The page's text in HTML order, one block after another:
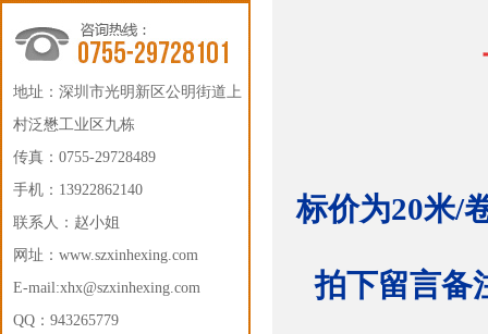
地址：深圳市光明新区公明街道上
村泛懋工业区九栋
传真：0755-29728489
手机：13922862140
联系人：赵小姐
网址： www.szxinhexing.com
E-mail:xhx@szxinhexing.com
QQ：943265779
标价为20米/
拍下留言备